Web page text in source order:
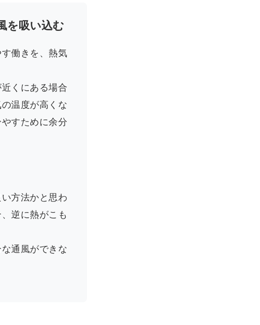
を吸い込む
働きを、熱気
くにある場合
温度が高くな
すために余分
方法かと思わ
逆に熱がこも
通風ができな